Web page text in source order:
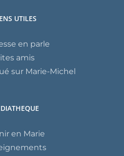
UTILES
en parle
amis
sur Marie-Michel
en Marie